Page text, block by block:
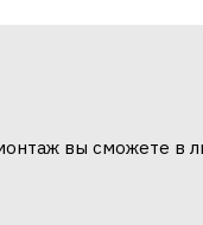
вы сможете в